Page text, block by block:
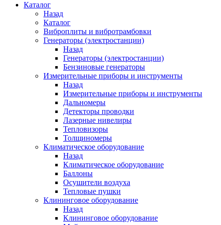
Каталог
Назад
Каталог
Виброплиты и вибротрамбовки
Генераторы (электростанции)
Назад
Генераторы (электростанции)
Бензиновые генераторы
Измерительные приборы и инструменты
Назад
Измерительные приборы и инструменты
Дальномеры
Детекторы проводки
Лазерные нивелиры
Тепловизоры
Толщиномеры
Климатическое оборудование
Назад
Климатическое оборудование
Баллоны
Осушители воздуха
Тепловые пушки
Клининговое оборудование
Назад
Клининговое оборудование